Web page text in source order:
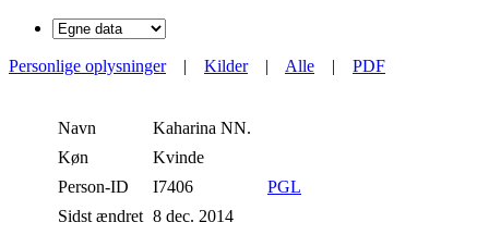
Personlige oplysninger| Kilder| Alle | PDF
Navn
Kaharina NN.
Køn
Kvinde
Person-ID
I7406
PGL
Sidst ændret 8 dec. 2014